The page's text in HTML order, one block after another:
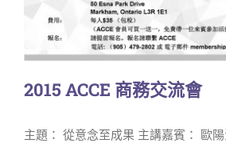
2015 ACCE 商務交流會
主題： 從意念至成果 主講嘉賓： 歐